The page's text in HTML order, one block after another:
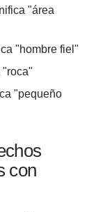
"área
"hombre fiel"
"pequeño
con